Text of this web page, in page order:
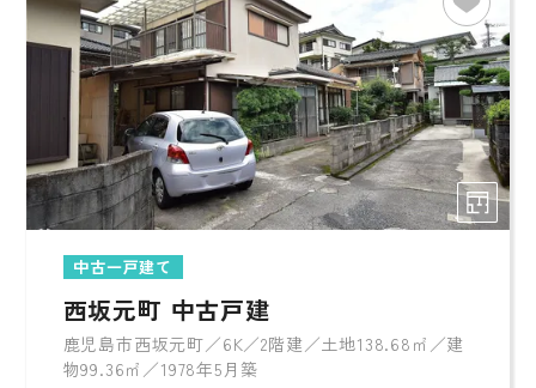
中古一戸建て
西坂元町 中古戸建
鹿児島市西坂元町／6K／2階建／土地138.68㎡／建
物99.36㎡／1978年5月築